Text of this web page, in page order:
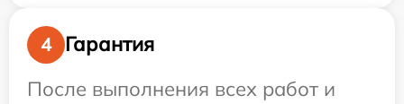
4
Гарантия
После выполнения всех работ и